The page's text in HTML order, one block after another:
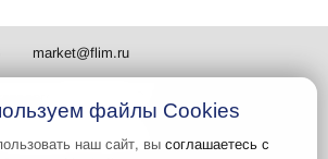
market@flim.ru
файлы Cookies
наш сайт, вы соглашаетесь с